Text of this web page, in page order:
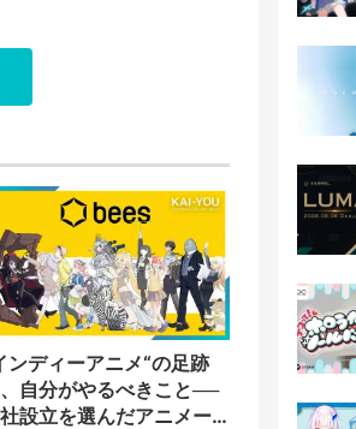
ンディーアニメ“の足跡
自分がやるべきこと──
設立を選んだアニメー